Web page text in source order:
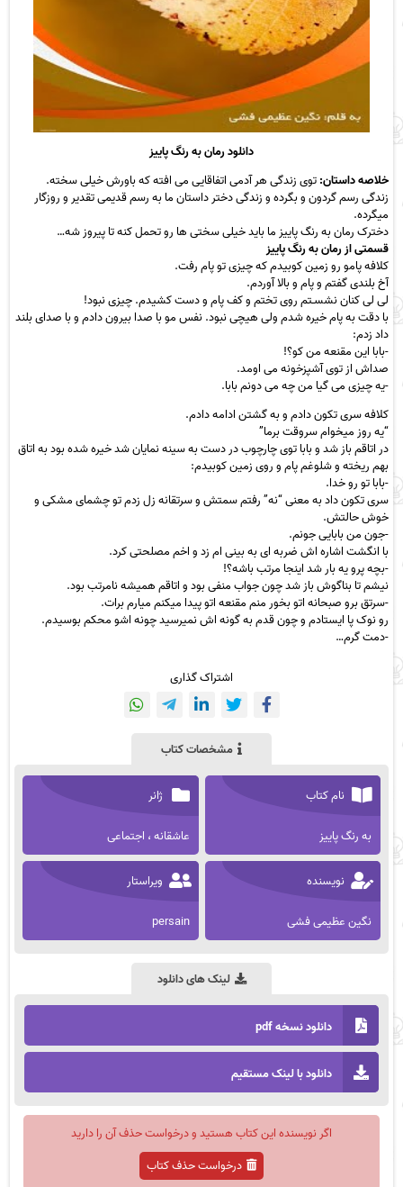
دانلود رمان به رنگ پاییز
خلاصه داستان:توی زندگی هر آدمی اتفاقایی می افته که باورش خیلی سخته.
زندگی رسم گردون و بگرده و زندگی دختر داستان ما به رسم قدیمی تقدیر و روزگار
میگرده.
دخترک رمان به رنگ پاییز ما باید خیلی سختی ها رو تحمل کنه تا پیروز شه…
قسمتی از رمان به رنگ پاییز
کلافه پامو رو زمین کوبیدم که چیزی تو پام رفت.
آخ بلندی گفتم و پام و بالا آوردم.
لی لی کنان نشسـتم روی تختم و کف پام و دست کشیدم. چیزی نبود!
با دقت به پام خیره شدم ولی هیچی نبود. نفس مو با صدا بیرون دادم و با صدای بلند
داد زدم:
-بابا این مقنعه من کو؟!
صداش از توی آشپزخونه می اومد.
-یه چیزی می گیا من چه می دونم بابا.
کلافه سری تکون دادم و به گشتن ادامه دادم.
“یه روز میخوام سروقت برما”
در اتاقم باز شد و بابا توی چارچوب در دست به سینه نمایان شد خیره شده بود به اتاق
بهم ریخته و شلوغم پام و روی زمین کوبیدم:
-بابا تو رو خدا.
سری تکون داد به معنی “نه” رفتم سمتش و سرتقانه زل زدم تو چشمای مشکی و
خوش حالتش.
-جون من بابایی جونم.
با انگشت اشاره اش ضربه ای به بینی ام زد و اخم مصلحتی کرد.
-بچه پرو یه بار شد اینجا مرتب باشه؟!
نیشم تا بناگوش باز شد چون جواب منفی بود و اتاقم همیشه نامرتب بود.
-سرتق برو صبحانه اتو بخور منم مقنعه اتو پیدا میکنم میارم برات.
رو نوک پا ایستادم و چون قدم به گونه اش نمیرسید چونه اشو محکم بوسیدم.
-دمت گرم…
اشتراک گذاری
مشخصات کتاب
نام کتاب
به رنگ پاییز
ژانر
عاشقانه ، اجتماعی
نویسنده
نگین عظیمی فشی
ویراستار
persain
لینک های دانلود
دانلود نسخه pdf
دانلود با لینک مستقیم
اگر نویسنده این کتاب هستید و درخواست حذف آن را دارید
درخواست حذف کتاب